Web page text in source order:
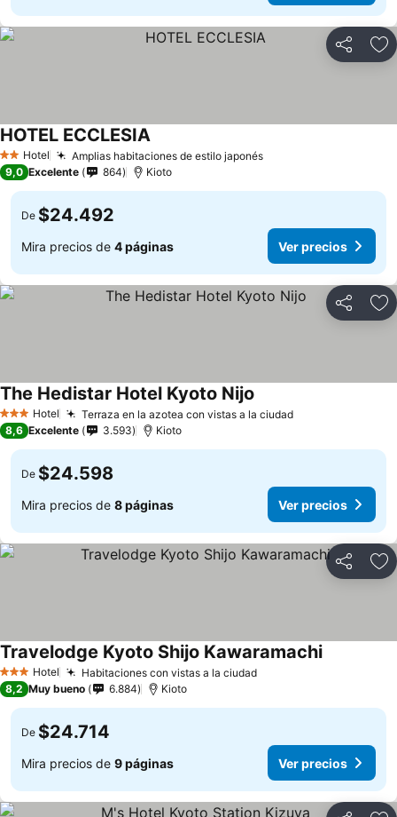
Compartir
2 Estrellas
Hotel Amplias habitaciones de estilo japonés
HOTEL ECCLESIA
9,0 Excelente 864 Kioto
De $24.492
Mira precios de 4 páginas Ver precios
Compartir
3 Estrellas
Hotel Terraza en la azotea con vistas a la ciudad
The Hedistar Hotel Kyoto Nijo
8,6 Excelente 3.593 Kioto
De $24.598
Mira precios de 8 páginas Ver precios
Compartir
3 Estrellas
Hotel Habitaciones con vistas a la ciudad
Travelodge Kyoto Shijo Kawaramachi
8,2 Muy bueno 6.884 Kioto
De $24.714
Mira precios de 9 páginas Ver precios